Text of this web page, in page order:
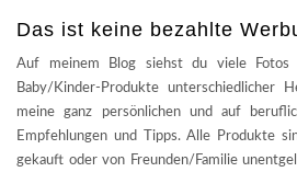
Das ist keine bezahlte
Auf meinem Blog siehst du viele Fotos
Baby/Kinder-Produkte unterschiedlicher
meine ganz persönlichen und auf
Empfehlungen und Tipps. Alle Produkte
gekauft oder von Freunden/Familie